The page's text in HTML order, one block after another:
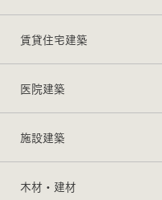
賃貸住宅建築
医院建築
施設建築
木材・建材